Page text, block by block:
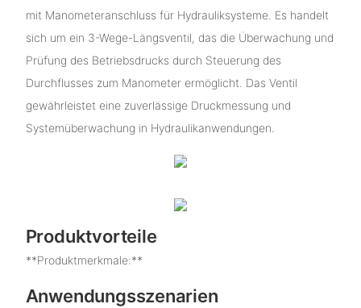
mit Manometeranschluss für Hydrauliksysteme. Es handelt
sich um ein 3-Wege-Längsventil, das die Überwachung und
Prüfung des Betriebsdrucks durch Steuerung des
Durchflusses zum Manometer ermöglicht. Das Ventil
gewährleistet eine zuverlässige Druckmessung und
Systemüberwachung in Hydraulikanwendungen.
Produktvorteile
**Produktmerkmale:**
Anwendungsszenarien